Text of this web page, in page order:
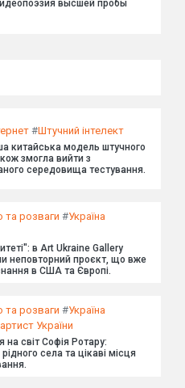
высшей пробы
#Штучний інтелект
китайська модель штучного
змогла вийти з
середовища тестування.
та розваги #Україна
в Art Ukraine Gallery
неповторний проєкт, що вже
в США та Європі.
та розваги #Україна
України
на світ Софія Ротару:
села та цікаві місця